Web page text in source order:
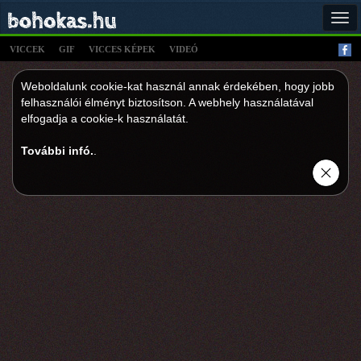
VICCEK GIF VICCES KÉPEK VIDEÓ
Weboldalunk cookie-kat használ annak érdekében, hogy jobb
felhasználói élményt biztosítson. A webhely használatával
elfogadja a cookie-k használatát.
További infó.